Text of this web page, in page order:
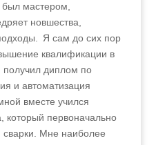
был мастером,
новшества,
Я сам до сих пор
квалификации в
получил диплом по
и автоматизация
вместе учился
который первоначально
сварки. Мне наиболее